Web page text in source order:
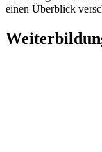
einen Überblick